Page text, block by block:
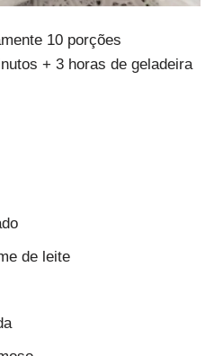
10 porções
+ 3 horas de geladeira
de leite